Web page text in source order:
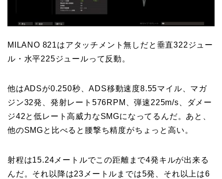
MILANO 821はアタッチメント無しだと垂直322ジュー
ル・水平225ジュールって反動。
他はADSが0.250秒、ADS移動速度8.55マイル、マガ
ジン32発、発射レート576RPM、弾速225m/s、ダメー
ジ42と低レート高威力なSMGになってるんだ。あと、
他のSMGと比べると腰撃ち精度がちょっと高い。
射程は15.24メートルでこの距離まで4発キルが出来る
んだ。それ以降は23メートルまでは5発、それ以上は6